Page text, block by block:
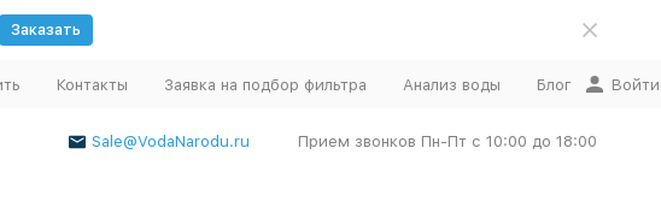
Заказать
Контакты Заявка на подбор фильтра Анализ воды Блог Войти
Sale@VodaNarodu.ru Прием звонков Пн-Пт с 10:00 до 18:00